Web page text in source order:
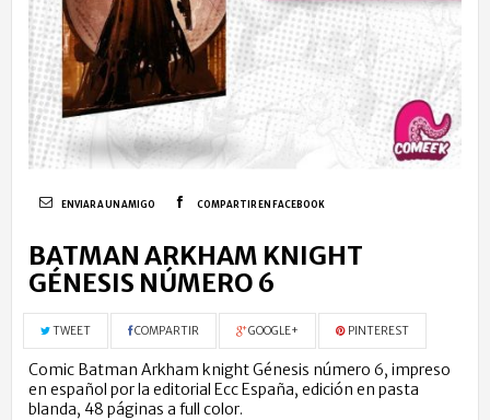
ENVIAR A UN AMIGO COMPARTIR EN FACEBOOK
BATMAN ARKHAM KNIGHT
GÉNESIS NÚMERO 6
TWEET COMPARTIR GOOGLE+ PINTEREST
Comic Batman Arkham knight Génesis número 6, impreso
en español por la editorial Ecc España, edición en pasta
blanda, 48 páginas a full color.